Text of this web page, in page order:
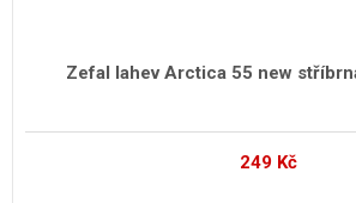
Zefal lahev Arctica 55 new
249 Kč